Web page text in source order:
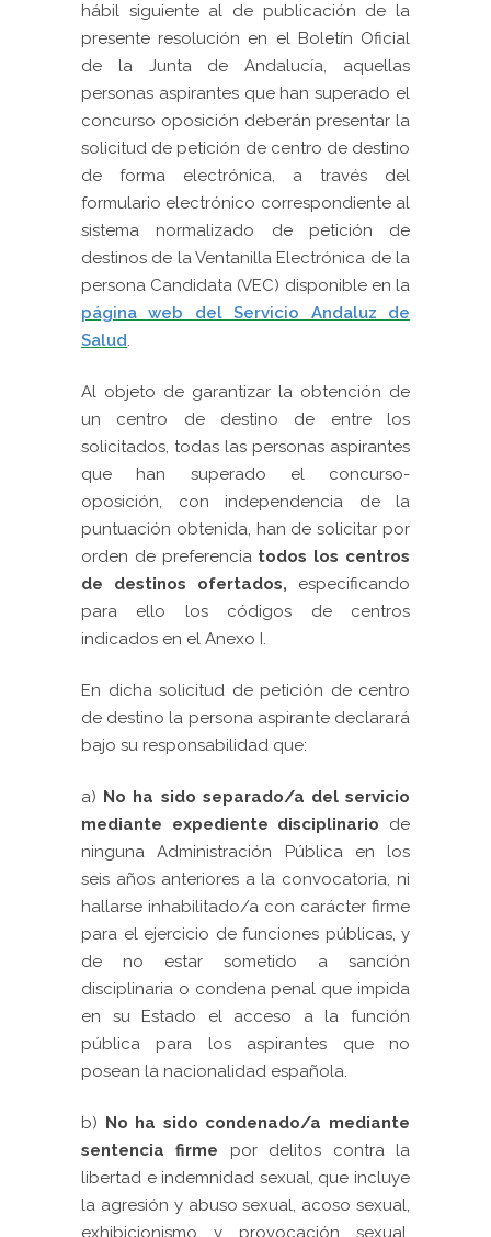
hábil siguiente al de publicación de la
presente resolución en el Boletín Oficial
de la Junta de Andalucía, aquellas
personas aspirantes que han superado el
concurso oposición deberán presentar la
solicitud de petición de centro de destino
de forma electrónica, a través del
formulario electrónico correspondiente al
sistema normalizado de petición de
destinos de la Ventanilla Electrónica de la
persona Candidata (VEC) disponible en la
página web del Servicio Andaluz de
Salud.
Al objeto de garantizar la obtención de
un centro de destino de entre los
solicitados, todas las personas aspirantes
que han superado el concurso-
oposición, con independencia de la
puntuación obtenida, han de solicitar por
orden de preferencia todos los centros
de destinos ofertados, especificando
para ello los códigos de centros
indicados en el Anexo I.
En dicha solicitud de petición de centro
de destino la persona aspirante declarará
bajo su responsabilidad que:
a) No ha sido separado/a del servicio
mediante expediente disciplinario de
ninguna Administración Pública en los
seis años anteriores a la convocatoria, ni
hallarse inhabilitado/a con carácter firme
para el ejercicio de funciones públicas, y
de no estar sometido a sanción
disciplinaria o condena penal que impida
en su Estado el acceso a la función
pública para los aspirantes que no
posean la nacionalidad española.
b) No ha sido condenado/a mediante
sentencia firme por delitos contra la
libertad e indemnidad sexual, que incluye
la agresión y abuso sexual, acoso sexual,
exhibicionismo y provocación sexual,